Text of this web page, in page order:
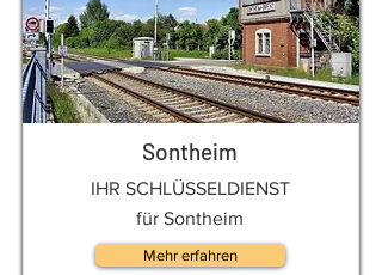
Sontheim
IHR SCHLÜSSELDIENST
für Sontheim
Mehr erfahren